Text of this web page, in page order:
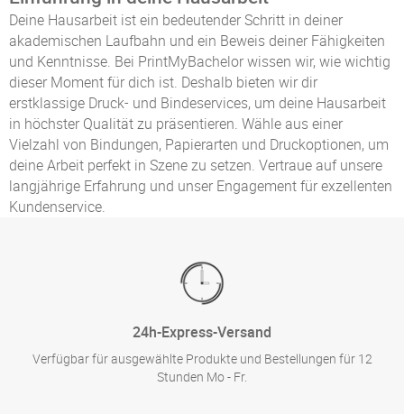
Deine Hausarbeit ist ein bedeutender Schritt in deiner
akademischen Laufbahn und ein Beweis deiner Fähigkeiten
und Kenntnisse. Bei PrintMyBachelor wissen wir, wie wichtig
dieser Moment für dich ist. Deshalb bieten wir dir
erstklassige Druck- und Bindeservices, um deine Hausarbeit
in höchster Qualität zu präsentieren. Wähle aus einer
Vielzahl von Bindungen, Papierarten und Druckoptionen, um
deine Arbeit perfekt in Szene zu setzen. Vertraue auf unsere
langjährige Erfahrung und unser Engagement für exzellenten
Kundenservice.
24h-Express-Versand
Verfügbar für ausgewählte Produkte und Bestellungen für 12
Stunden Mo - Fr.